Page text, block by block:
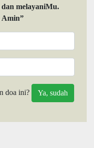
melayaniMu.
Amin”
doa ini?